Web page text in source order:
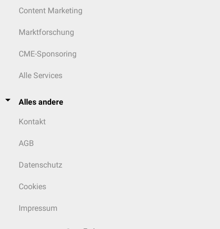
Content Marketing
Marktforschung
CME-Sponsoring
Alle Services
Alles andere
Kontakt
AGB
Datenschutz
Cookies
Impressum